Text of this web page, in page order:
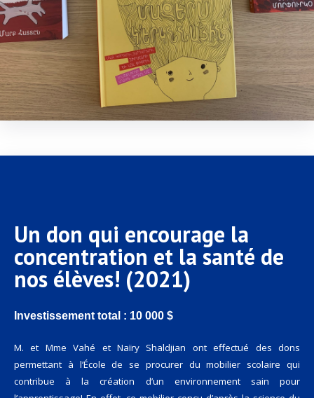
Un don qui encourage la
concentration et la santé de
nos élèves! (2021)
Investissement total : 10 000 $
M. et Mme Vahé et Naïry Shaldjian ont effectué des dons
permettant à l’École de se procurer du mobilier scolaire qui
contribue à la création d’un environnement sain pour